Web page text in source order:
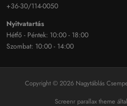
+36-30/114-0050
Nyitvatartás
Hétfő - Péntek: 10:00 - 18:00
Szombat: 10:00 - 14:00
Copyright © 2026 Nagytáblás
Screenr parallax theme